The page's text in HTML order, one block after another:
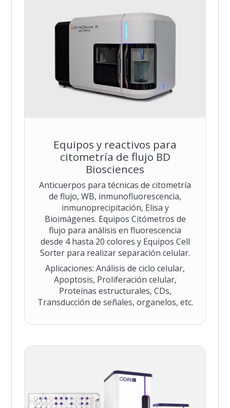
Equipos y reactivos para
citometría de flujo BD
Biosciences
Anticuerpos para técnicas de citometría
de flujo, WB, inmunofluorescencia,
inmunoprecipitación, Elisa y
Bioimágenes. Equipos Citómetros de
flujo para análisis en fluorescencia
desde 4 hasta 20 colores y Equipos Cell
Sorter para realizar separación celular.
Aplicaciones: Análisis de ciclo celular,
Apoptosis, Proliferación celular,
Proteínas estructurales, CDs,
Transducción de señales, organelos, etc.